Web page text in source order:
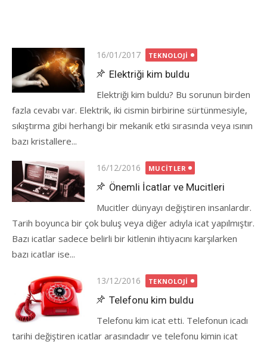
Posted
on
16/01/2017 TEKNOLOJI
Elektriği kim buldu
Elektriği kim buldu? Bu sorunun birden
fazla cevabı var. Elektrik, iki cismin birbirine sürtünmesiyle,
sıkıştırma gibi herhangi bir mekanik etki sırasında veya ısının
bazı kristallere...
Posted
on
16/12/2016 MUCITLER
Önemli İcatlar ve Mucitleri
Mucitler dünyayı değiştiren insanlardır.
Tarih boyunca bir çok buluş veya diğer adıyla icat yapılmıştır.
Bazı icatlar sadece belirli bir kitlenin ihtiyacını karşılarken
bazı icatlar ise...
Posted
on
13/12/2016 TEKNOLOJI
Telefonu kim buldu
Telefonu kim icat etti. Telefonun icadı
tarihi değiştiren icatlar arasındadır ve telefonu kimin icat